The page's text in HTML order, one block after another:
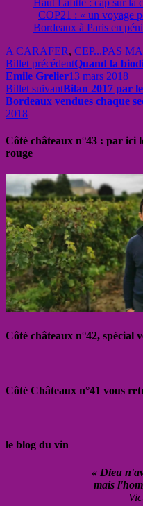
COP21 : « un voyage
Bordeaux à Paris en
A CARAFER, CEP...PAS
Billet précédentQuand la
Emile Grelier13 mars 2018
Billet suivantBilan 2017 par
Bordeaux vendues chaque
2018
Côté châteaux n°43 : par ici
rouge
Côté châteaux n°42, spécial
Côté Châteaux n°41 vous
le blog du vin
« Dieu
mais